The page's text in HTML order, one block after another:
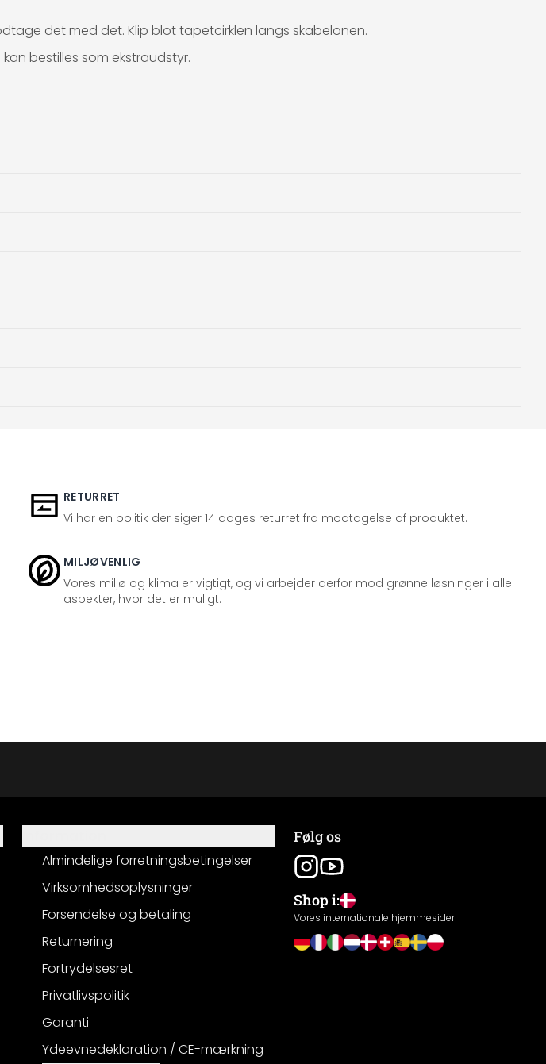
det med det. Klip blot tapetcirklen langs skabelonen.
bestilles som ekstraudstyr.
RETURRET
Vi har en politik der siger 14 dages returret fra modtagelse af produktet.
MILJØVENLIG
Vores miljø og klima er vigtigt, og vi arbejder derfor mod grønne løsninger i alle
aspekter, hvor det er muligt.
Almindelige forretningsbetingelser
Virksomhedsoplysninger
Forsendelse og betaling
Returnering
Fortrydelsesret
Privatlivspolitik
Garanti
Ydeevnedeklaration / CE-mærkning
Følg os
Shop i:
Vores internationale hjemmesider